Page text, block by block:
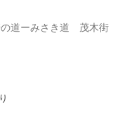
道ーみさき道 茂木街